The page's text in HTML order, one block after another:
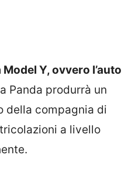
Y, ovvero l’auto
Panda produrrà un
della compagnia di
a livello